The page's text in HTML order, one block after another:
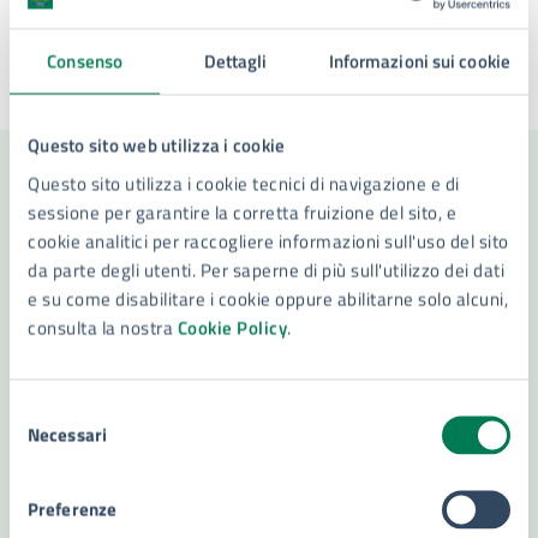
Consenso Dettagli Informazioni sui cookie
Questo sito web utilizza i cookie
Questo sito utilizza i cookie tecnici di navigazione e di
sessione per garantire la corretta fruizione del sito, e
cookie analitici per raccogliere informazioni sull'uso del sito
da parte degli utenti. Per saperne di più sull'utilizzo dei dati
e su come disabilitare i cookie oppure abilitarne solo alcuni,
consulta la nostraCookie Policy.
delNecessari
Preferenze
Ultimo aggiornamento:
Contenuti correlati
Amministrazione
Settore Mobilità e Trasporti